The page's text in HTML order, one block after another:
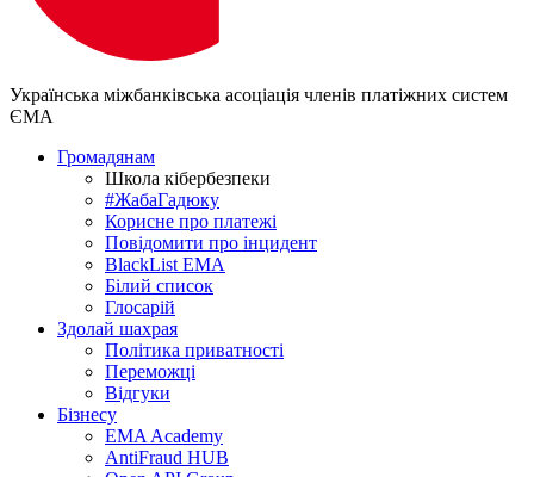
Українська міжбанківська асоціація членів платіжних систем
ЄМА
Громадянам
Школа кібербезпеки
#ЖабаГадюку
Корисне про платежі
Повідомити про інцидент
BlackList EMA
Білий список
Глосарій
Здолай шахрая
Політика приватності
Переможцi
Відгуки
Бізнесу
EMA Academy
AntiFraud HUB